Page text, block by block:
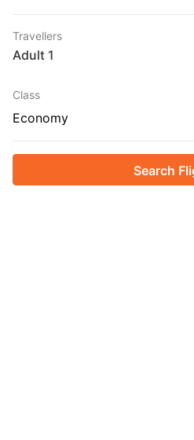
Travellers
1 Adult
Class
Economy